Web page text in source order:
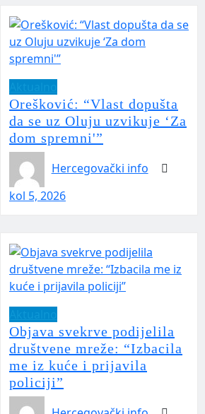
Orešković: “Vlast dopušta
da se uz Oluju uzvikuje ‘Za
dom spremni'”
Hercegovački info
kol 5, 2026
Objava svekrve podijelila
društvene mreže: “Izbacila
me iz kuće i prijavila
policiji”